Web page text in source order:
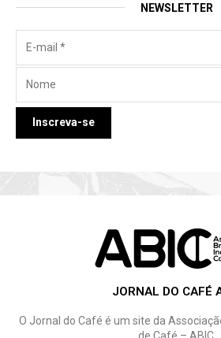
NEWSLETTER
JORNAL DO CAFÉ
O Jornal do Café é um site da